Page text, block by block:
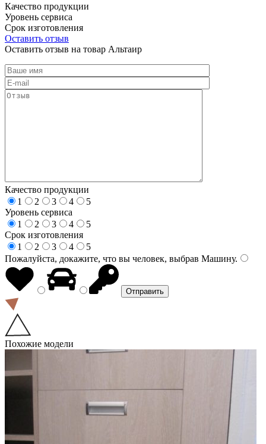
Качество продукции
Уровень сервиса
Срок изготовления
Оставить отзыв
Оставить отзыв на товар Альтаир
Качество продукции
1
2 3 4
5
Уровень сервиса
1
2 3 4
5
Срок изготовления
1
2 3 4
5
Пожалуйста, докажите, что вы человек, выбрав Машину.
Похожие модели